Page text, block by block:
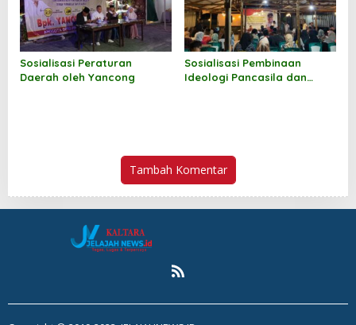
Sosialisasi Peraturan
Daerah oleh Yancong
Sosialisasi Pembinaan
Ideologi Pancasila dan
Tambah Komentar